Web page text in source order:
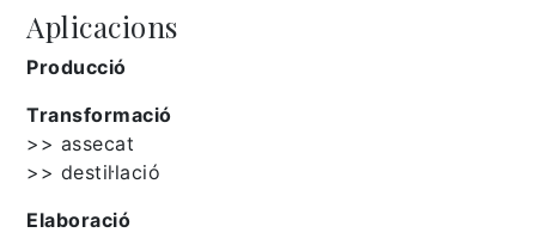
Aplicacions
Producció
Transformació
>> assecat
>> destil·lació
Elaboració